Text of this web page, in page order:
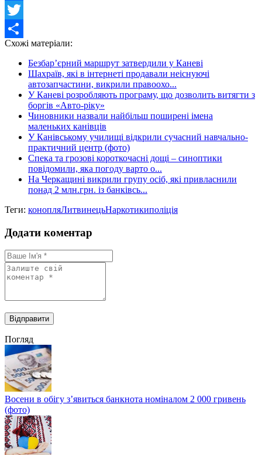
Facebook
Twitter
Share
Схожі матеріали:
Безбар’єрний маршрут затвердили у Каневі
Шахраїв, які в інтернеті продавали неіснуючі
автозапчастини, викрили правоохо...
У Каневі розробляють програму, що дозволить витягти з
боргів «Авто-ріку»
Чиновники назвали найбільш поширені імена
маленьких канівців
У Канівському училищі відкрили сучасний навчально-
практичний центр (фото)
Спека та грозові короткочасні дощі – синоптики
повідомили, яка погоду варто о...
На Черкащині викрили групу осіб, які привласнили
понад 2 млн.грн. із банківсь...
Теги: конопляЛитвинецьНаркотикиполіція
Додати коментар
Погляд
Восени в обігу з’явиться банкнота номіналом 2 000 гривень
(фото)